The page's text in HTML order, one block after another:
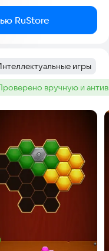
RuStore
: игры
вручную и